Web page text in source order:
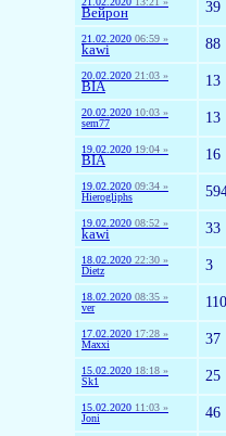
Вейрон 39
21.02.2020 06:59 »
kawi 88
20.02.2020 21:03 »
BIA 13
20.02.2020 10:03 »
sem77
13
19.02.2020 19:04 »
BIA 16
19.02.2020 09:34 »
Hierogliphs
19.02.2020 08:52 »
kawi 33
18.02.2020 22:30 »
Dietz
3
18.02.2020 08:35 »
ver
110
17.02.2020 17:28 »
Maxxi
37
15.02.2020 18:18 »
Sk1
25
15.02.2020 11:03 »
Joni
46